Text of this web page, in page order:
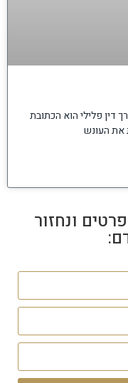
דין פלילי הוא הכתובת
את העונש
ונחזור